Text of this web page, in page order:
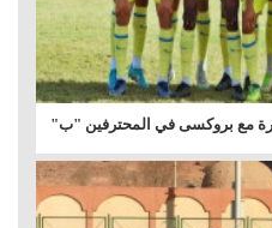
مع بروكسى في المحترفين "ب"